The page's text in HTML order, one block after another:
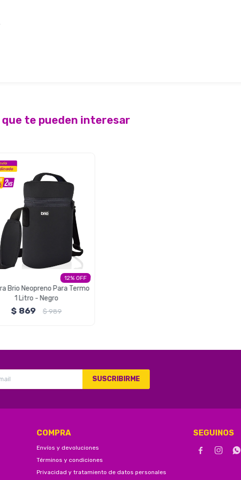
te pueden interesar
12
Brio Neopreno Para Termo
1 Litro - Negro
$ 869 $989
SUSCRIBIRME
COMPRA
Envíos y devoluciones
Términos y condiciones
Privacidad y tratamiento de datos personales
SEGUINOS
  